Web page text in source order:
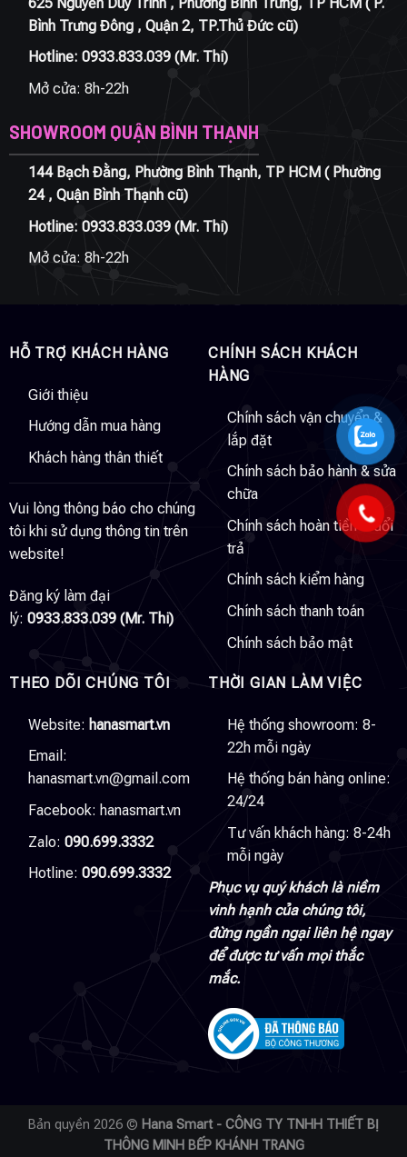
Bình Trưng Đông , Quận 2, TP.Thủ Đức cũ)
Hotline: 0933.833.039(Mr. Thi)
Mở cửa: 8h-22h
SHOWROOM QUẬN BÌNH THẠNH
144 Bạch Đằng, Phường Bình Thạnh, TP HCM ( Phường
24 , Quận Bình Thạnh cũ)
Hotline: 0933.833.039(Mr. Thi)
Mở cửa: 8h-22h
HỖ TRỢ KHÁCH HÀNG
Giới thiệu
Hướng dẫn mua hàng
Khách hàng thân thiết
Vui lòng thông báo cho chúng
tôi khi sử dụng thông tin trên
website!
Đăng ký làm đại
lý: 0933.833.039 (Mr. Thi)
CHÍNH SÁCH KHÁCH
HÀNG
Chính sách vận chuyển &
lắp đặt
Chính sách bảo hành & sửa
chữa
Chính sách hoàn tiền & đổi
trả
Chính sách kiểm hàng
Chính sách thanh toán
Chính sách bảo mật
THEO DÕI CHÚNG TÔI
Website: hanasmart.vn
Email:
hanasmart.vn@gmail.com
Facebook: hanasmart.vn
Zalo: 090.699.3332
Hotline: 090.699.3332
THỜI GIAN LÀM VIỆC
Hệ thống showroom: 8-
22h mỗi ngày
Hệ thống bán hàng online:
24/24
Tư vấn khách hàng: 8-24h
mỗi ngày
Phục vụ quý khách là niềm
vinh hạnh của chúng tôi,
đừng ngần ngại liên hệ ngay
để được tư vấn mọi thắc
mắc.
Bản quyền 2026 © Hana Smart - CÔNG TY TNHH THIẾT BỊ
THÔNG MINH BẾP KHÁNH TRANG